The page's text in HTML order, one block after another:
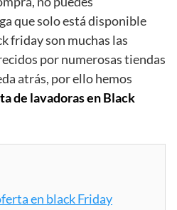
que solo está disponible
friday son muchas las
por numerosas tiendas
atrás, por ello hemos
de lavadoras en Black
en black Friday